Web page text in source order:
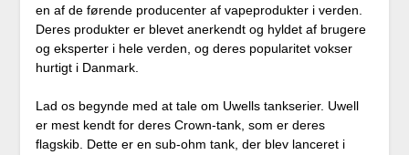
en af de førende producenter af vapeprodukter i verden.
Deres produkter er blevet anerkendt og hyldet af brugere
og eksperter i hele verden, og deres popularitet vokser
hurtigt i Danmark.
Lad os begynde med at tale om Uwells tankserier. Uwell
er mest kendt for deres Crown-tank, som er deres
flagskib. Dette er en sub-ohm tank, der blev lanceret i